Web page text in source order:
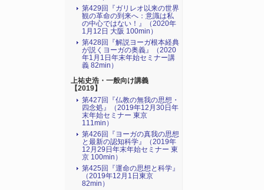
第429回『ガリレオ以来の世界
観の革命の到来へ：意識は私
の中心ではない！』（2020年
1月12日 大阪 100min）
第428回『解説ヨーガ根本経典
が説くヨーガの奥義』（2020
年1月1日年末年始セミナー講
義 82min）
上祐史浩・一般向け講義
【2019】
第427回『仏教の無我の思想・
四念処』（2019年12月30日年
末年始セミナー 東京
111min）
第426回『ヨーガの真我の思想
と最新の認知科学』（2019年
12月29日年末年始セミナー 東
京 100min）
第425回『運命の思想と科学』
（2019年12月1日東京
82min）